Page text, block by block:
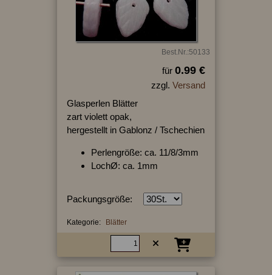
Best.Nr.:50133
für 0.99 €
zzgl. Versand
Glasperlen Blätter
zart violett opak,
hergestellt in Gablonz / Tschechien
Perlengröße: ca. 11/8/3mm
LochØ: ca. 1mm
Packungsgröße:
Kategorie: Blätter